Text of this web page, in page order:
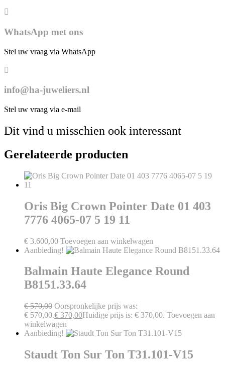
WhatsApp met ons
Stel uw vraag via WhatsApp
info@ha-juweliers.nl
Stel uw vraag via e-mail
Dit vind u misschien ook interessant
Gerelateerde producten
Oris Big Crown Pointer Date 01 403
7776 4065-07 5 19 11
€ 3.600,00 Toevoegen aan winkelwagen
Aanbieding!
Balmain Haute Elegance Round
B8151.33.64
€570,00 Oorspronkelijke prijs was:
€ 570,00.€ 370,00Huidige prijs is: € 370,00. Toevoegen aan
winkelwagen
Aanbieding!
Staudt Ton Sur Ton T31.101-V15